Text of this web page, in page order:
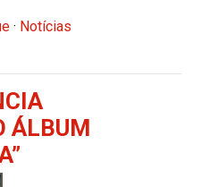
· Notícias
ÁLBUM